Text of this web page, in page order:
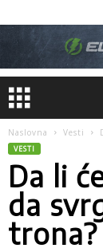
Naslovna Vesti
VESTI
Da li
da
trona?